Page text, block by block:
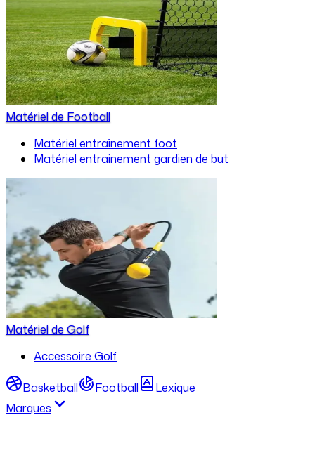
Matériel de Football
Matériel entraînement foot
Matériel entrainement gardien de but
Matériel de Golf
Accessoire Golf
Basketball Football
Lexique
Marques